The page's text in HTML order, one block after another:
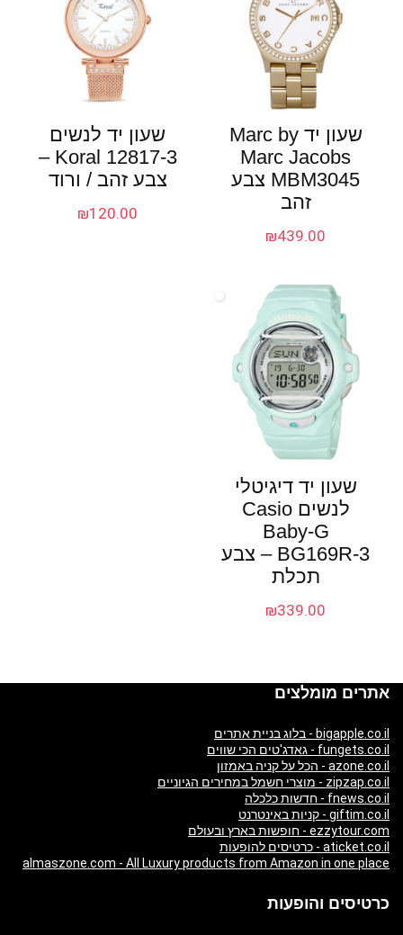
שעון יד Marc by
Marc Jacobs
MBM3045 צבע
זהב
₪439.00
שעון יד לנשים
Koral 12817-3 –
צבע זהב / ורוד
₪120.00
שעון יד דיגיטלי
לנשים Casio
Baby-G
BG169R-3 – צבע
תכלת
₪339.00
אתרים מומלצים
bigapple.co.il - בלוג בניית אתרים
fungets.co.il - גאדג'טים הכי שווים
azone.co.il - הכל על קניה באמזון
zipzap.co.il - מוצרי חשמל במחירים הגיוניים
fnews.co.il - חדשות כלכלה
giftim.co.il - קניות באינטרנט
ezzytour.com - חופשות בארץ ובעולם
aticket.co.il - כרטיסים להופעות
almaszone.com - All Luxury products from Amazon in one place
כרטיסים והופעות